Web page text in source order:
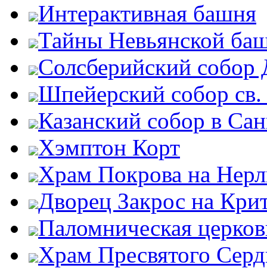
Интерактивная башня
Тайны Невьянской
Солсберийский
Шпейерский собор
Казанский собор в
Хэмптон Корт
Храм Покрова на
Дворец Закрос на
Паломническая
Храм Пресвятого